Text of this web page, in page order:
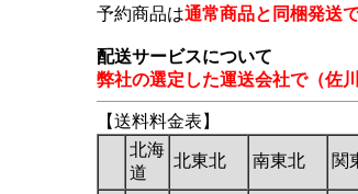
予約商品は通常商品と同梱発送
配送サービスについて
弊社の選定した運送会社で（佐
【送料料金表】
北海
道
北東北 南東北 関